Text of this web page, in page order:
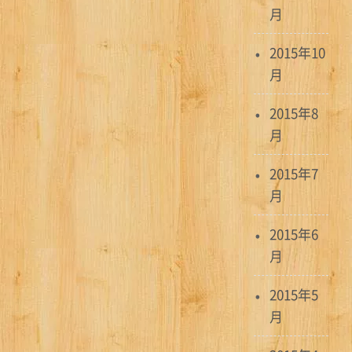
月
2015年10
月
2015年8
月
2015年7
月
2015年6
月
2015年5
月